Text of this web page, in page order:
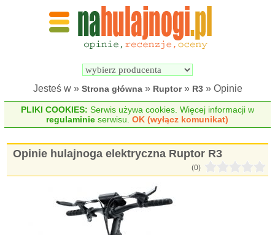
Wyszukiwarka
elektrycznych
Jesteś w » Strona główna» Ruptor» R3» Opinie
PLIKI COOKIES: Serwis używa cookies. Więcej informacji w
regulaminie serwisu.OK (wyłącz komunikat)
Opinie hulajnoga elektryczna Ruptor R3
(0)